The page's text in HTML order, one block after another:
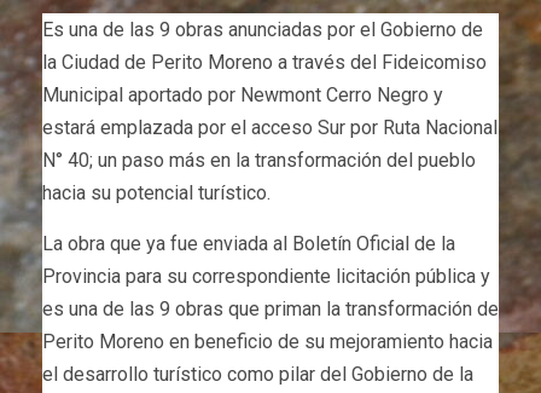
Es una de las 9 obras anunciadas por el Gobierno de
la Ciudad de Perito Moreno a través del Fideicomiso
Municipal aportado por Newmont Cerro Negro y
estará emplazada por el acceso Sur por Ruta Nacional
N° 40; un paso más en la transformación del pueblo
hacia su potencial turístico.
La obra que ya fue enviada al Boletín Oficial de la
Provincia para su correspondiente licitación pública y
es una de las 9 obras que priman la transformación de
Perito Moreno en beneficio de su mejoramiento hacia
el desarrollo turístico como pilar del Gobierno de la